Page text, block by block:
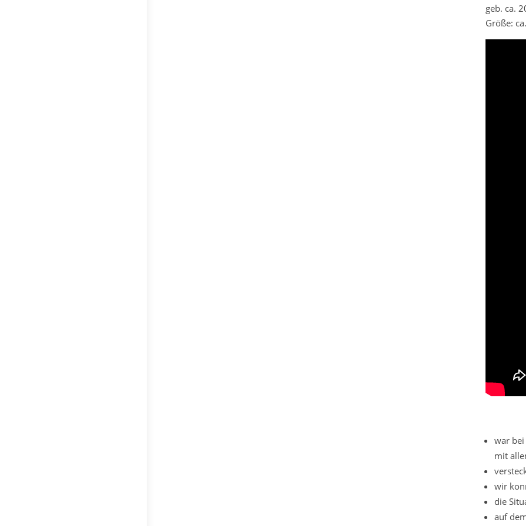
geb. ca.
Größe:
war
mit
wir
die
auf